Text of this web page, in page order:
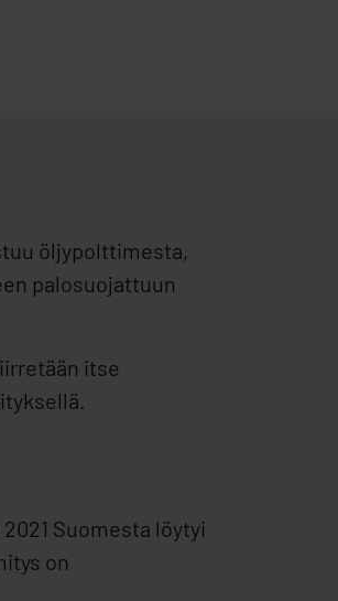
öljypolttimesta,
palosuojattuun
itse
Suomesta löytyi
on